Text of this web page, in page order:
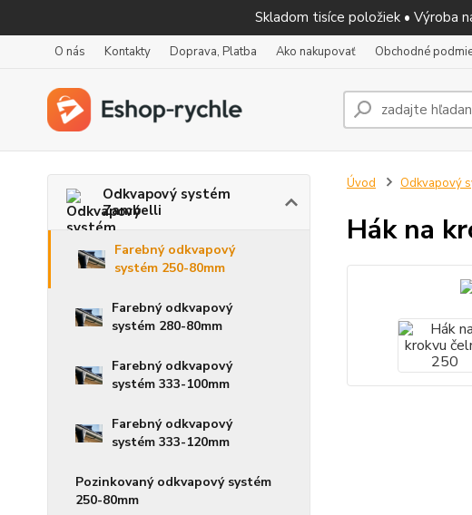
Skladom tisíce položiek • Výroba
O nás Kontakty Doprava, Platba Ako nakupovať Obchodné
Odkvapový systém
Zambelli
Farebný odkvapový
systém 250-80mm
Farebný odkvapový
systém 280-80mm
Farebný odkvapový
systém 333-100mm
Farebný odkvapový
systém 333-120mm
Pozinkovaný odkvapový systém
250-80mm
Úvod Odkvapový
Hák na